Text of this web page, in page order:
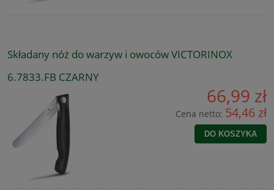
Składany nóż do warzyw i owoców VICTORINOX
6.7833.FB CZARNY
66,99 zł
Cena netto: 54,46 zł
DO KOSZYKA